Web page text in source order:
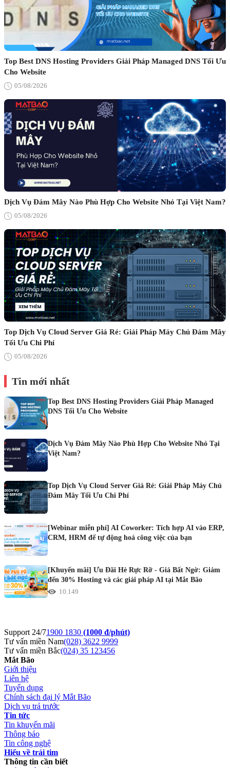
Top Best DNS Hosting Providers Giải Pháp Managed DNS Tối Ưu
Cho Website
05/08/2026
Dịch Vụ Đám Mây Nào Phù Hợp Cho Website Nhỏ Tại Việt Nam?
05/08/2026
Top Dịch Vụ Cloud Server Giá Rẻ: Giải Pháp Máy Chủ Đám Mây
Tối Ưu Chi Phí
05/08/2026
Tin mới nhất
Top Best DNS Hosting Providers Giải Pháp Managed
DNS Tối Ưu Cho Website
Dịch Vụ Đám Mây Nào Phù Hợp Cho Website Nhỏ Tại
Việt Nam?
Top Dịch Vụ Cloud Server Giá Rẻ: Giải Pháp Máy Chủ
Đám Mây Tối Ưu Chi Phí
[Webinar miễn phí] AI Coworker: Tích hợp AI vào ERP,
CRM, HRM để tự động hoá công việc của bạn
[Khuyến mãi] Ưu Đãi Hè Rực Rỡ - Giá Bất Ngờ: Giảm
đến 30% Hosting và các giải pháp AI tại Mắt Bão
10.149
Support 24/71900 1830 (1000 đ/phút)
Tư vấn miền Nam(028) 3622 9999
Tư vấn miền Bắc(024) 35 123456
Mắt Bão
Giới thiệu
Liên hệ
Tuyển dụng
Chính sách đại lý Mắt Bão
Dịch vụ trả trước
Tin tức
Tin khuyến mãi
Thông báo
Tin công nghệ
Hiểu về trái tim
Thông tin cần biết